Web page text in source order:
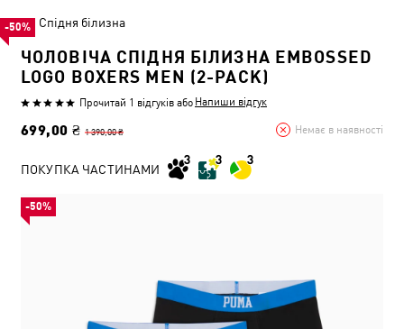
Спідня білизна
ЧОЛОВІЧА СПІДНЯ БІЛИЗНА EMBOSSED
LOGO BOXERS MEN (2-PACK)
Прочитай 1 відгуків або Напиши відгук
699,00 ₴ 1 390,00 ₴ Немає в наявності
-50%
ПОКУПКА ЧАСТИНАМИ
-50%